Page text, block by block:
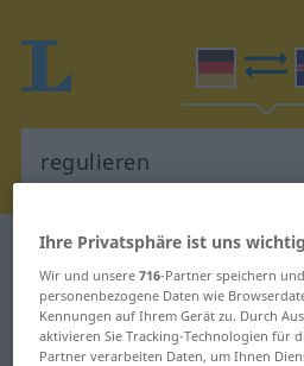
Deutsch-Isländisch
Deutsch-Isländisch
für "regulieren"
Ihre Privatsphäre ist uns wichtig
Wir und unsere716-Partner speichern
personenbezogene Daten wie
Kennungen auf Ihrem Gerät zu. Durch
aktivieren Sie Tracking-Technologien für
Partner verarbeiten Daten, um Ihnen